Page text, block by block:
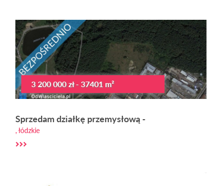
3 200 000 zł - 37401 m²
Sprzedam działkę przemysłową -
, łódzkie